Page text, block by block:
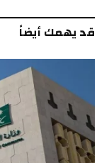
قد يهمك أيضاً